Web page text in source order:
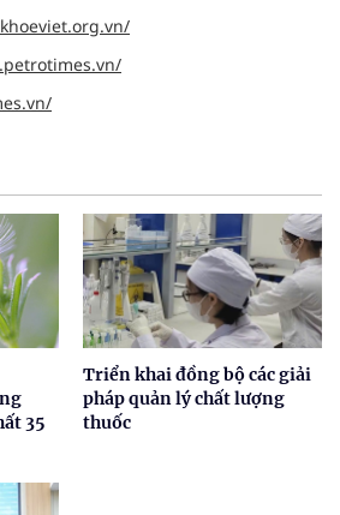
35
Triển khai đồng bộ các giải
pháp quản lý chất lượng
thuốc